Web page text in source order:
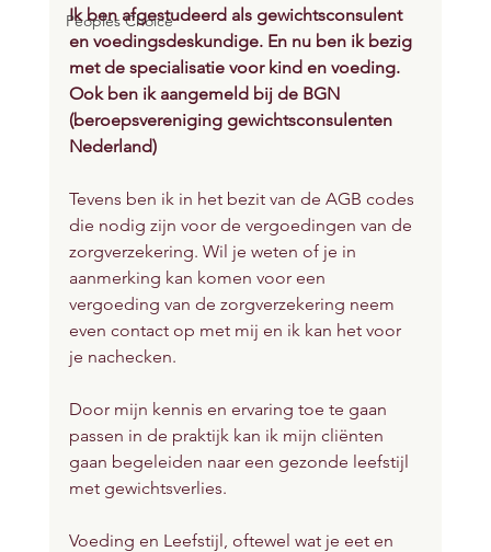
Peoples Choice
Ik ben afgestudeerd als gewichtsconsulent
en voedingsdeskundige. En nu ben ik bezig
met de specialisatie voor kind en voeding.
Ook ben ik aangemeld bij de BGN
(beroepsvereniging gewichtsconsulenten
Nederland)
Tevens ben ik in het bezit van de AGB codes
die nodig zijn voor de vergoedingen van de
zorgverzekering. Wil je weten of je in
aanmerking kan komen voor een
vergoeding van de zorgverzekering neem
even contact op met mij en ik kan het voor
je nachecken.
Door mijn kennis en ervaring toe te gaan
passen in de praktijk kan ik mijn cliënten
gaan begeleiden naar een gezonde leefstijl
met gewichtsverlies.
Voeding en Leefstijl, oftewel wat je eet en